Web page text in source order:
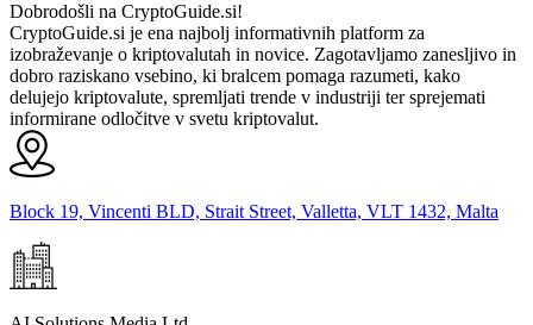
Dobrodošli na CryptoGuide.si!
CryptoGuide.si je ena najbolj informativnih platform za
izobraževanje o kriptovalutah in novice. Zagotavljamo zanesljivo in
dobro raziskano vsebino, ki bralcem pomaga razumeti, kako
delujejo kriptovalute, spremljati trende v industriji ter sprejemati
informirane odločitve v svetu kriptovalut.
Block 19, Vincenti BLD, Strait Street, Valletta, VLT 1432, Malta